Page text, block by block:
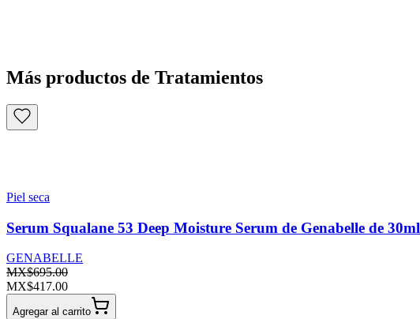
Más productos de Tratamientos
Piel seca
Serum Squalane 53 Deep Moisture Serum de Genabelle de 30ml
GENABELLE
MX$695.00
MX$417.00
Agregar al carrito